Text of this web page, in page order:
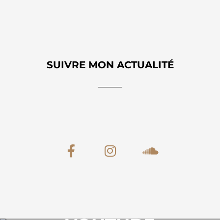
SUIVRE MON ACTUALITÉ